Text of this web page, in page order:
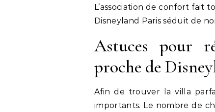
L’association de confort fait
Disneyland Paris séduit de
Astuces pour
proche de
Afin de trouver la villa
importants. Le nombre de